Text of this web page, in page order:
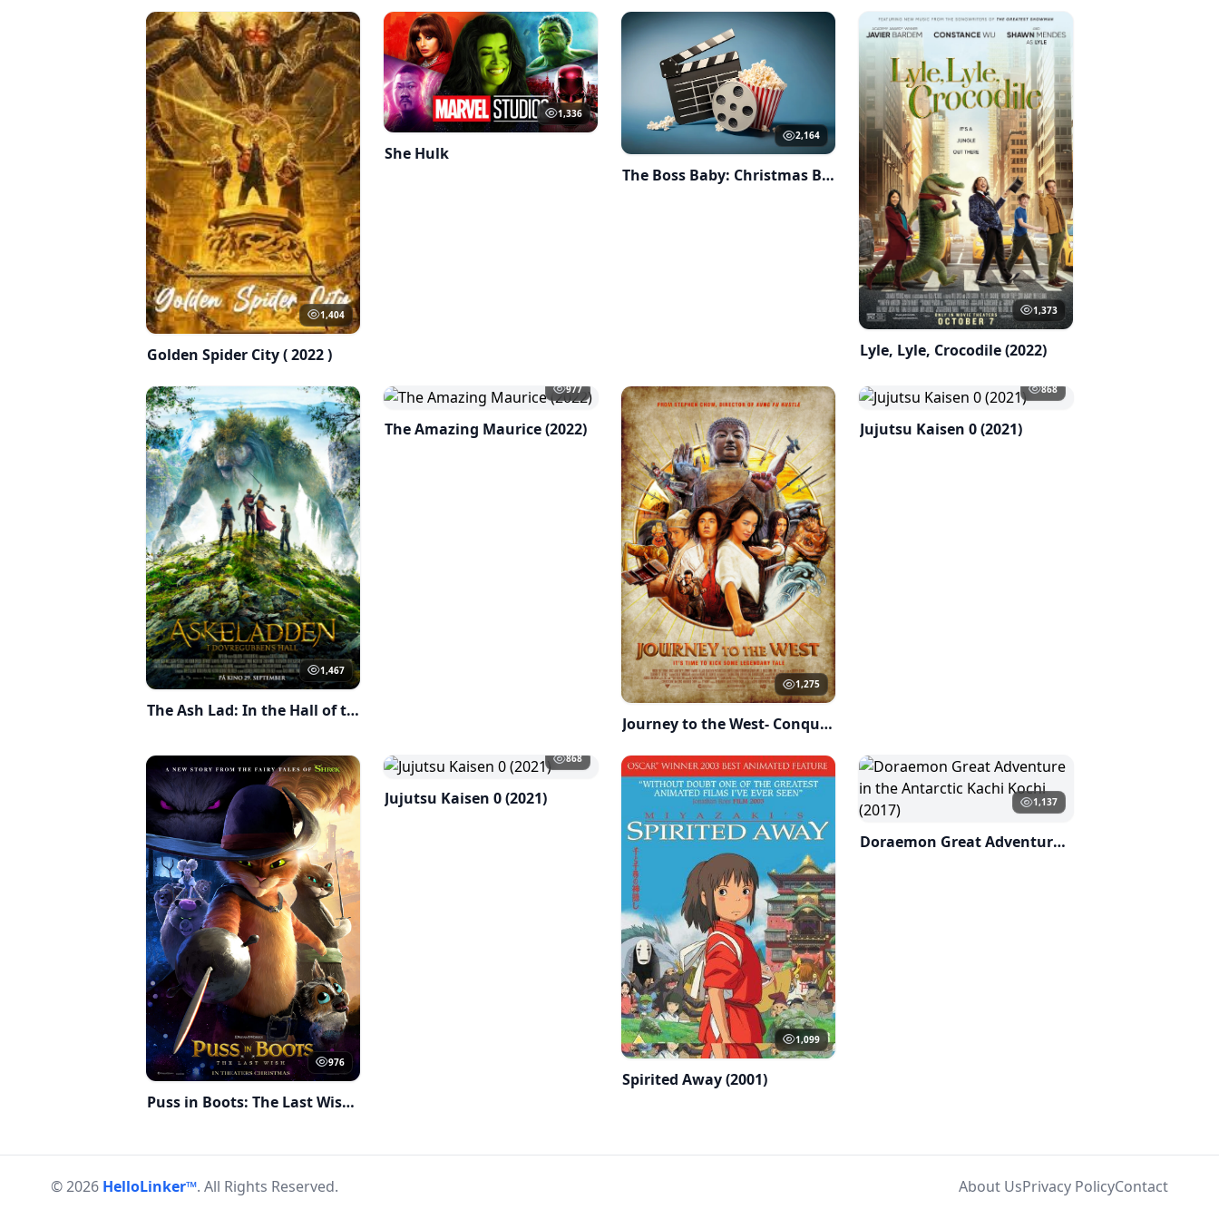
1,404
Golden Spider City ( 2022 )
1,336
She Hulk
2,164
The Boss Baby: Christmas Bonus (2022)
1,373
Lyle, Lyle, Crocodile (2022)
1,467
The Ash Lad: In the Hall of the Mountain King(2022)
977
The Amazing Maurice (2022)
1,275
Journey to the West- Conquering the Demons(2013)
868
Jujutsu Kaisen 0 (2021)
976
Puss in Boots: The Last Wish (2022)
868
Jujutsu Kaisen 0 (2021)
1,099
Spirited Away (2001)
1,137
Doraemon Great Adventure in the Antarctic Kachi Kochi (2017)
© 2026 HelloLinker™. All Rights Reserved. About UsPrivacy PolicyContact